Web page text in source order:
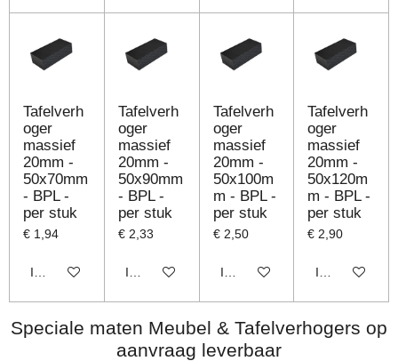
Tafelverh
oger
massief
20mm -
50x70mm
- BPL -
per stuk
€ 1,94
In winkelwagen
Tafelverh
oger
massief
20mm -
50x90mm
- BPL -
per stuk
€ 2,33
In winkelwagen
Tafelverh
oger
massief
20mm -
50x100m
m - BPL -
per stuk
€ 2,50
In winkelwagen
Tafelverh
oger
massief
20mm -
50x120m
m - BPL -
per stuk
€ 2,90
In
Speciale maten Meubel & Tafelverhogers op
aanvraag leverbaar